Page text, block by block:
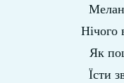
Нічого
Як
Їсти